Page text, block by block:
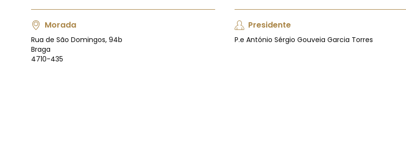
Morada
Rua de São Domingos, 94b
Braga
4710-435
Presidente
P.e António Sérgio Gouveia Garcia Torres